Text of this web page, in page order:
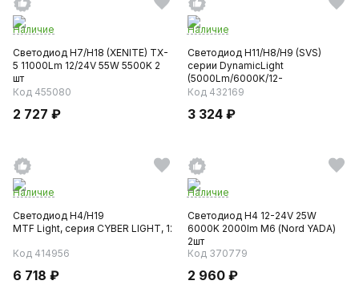
Наличие
Светодиод H7/H18 (XENITE) TX-
5 11000Lm 12/24V 55W 5500K 2
шт
Код 455080
2 727 ₽
Наличие
Светодиод H11/H8/H9 (SVS)
серии DynamicLight
(5000Lm/6000K/12-
24V/60W/can-bus...
Код 432169
3 324 ₽
Наличие
Светодиод H4/H19
MTF Light, серия CYBER LIGHT, 12V, 45W, 3750lm, 6000K, кулер...
Код 414956
6 718 ₽
Наличие
Светодиод H4 12-24V 25W
6000K 2000lm М6 (Nord YADA)
2шт
Код 370779
2 960 ₽